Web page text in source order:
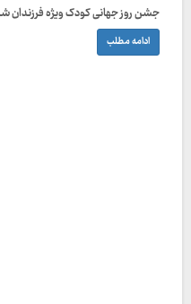
جشن روز جهانی کودک ویژه فرزندان
ادامه مطلب